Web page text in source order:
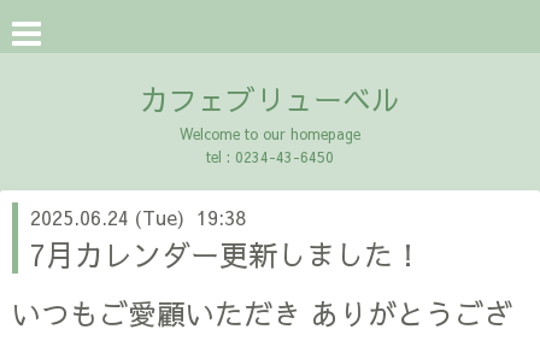
カフェブリューベル
Welcome to our homepage
tel : 0234-43-6450
2025.06.24 (Tue) 19:38
7月カレンダー更新しました！
いつもご愛顧いただき ありがとうござ